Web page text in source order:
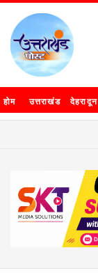
होम उत्तराखंड देहरादून